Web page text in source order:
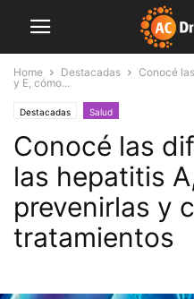
Home Destacadas
Conocé
y E, cómo...
Destacadas Salud
Conocé las
las hepatitis
prevenirlas y
tratamientos